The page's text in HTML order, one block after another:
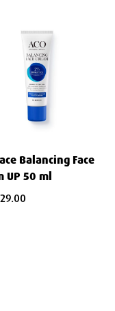
Balancing Face
UP 50 ml